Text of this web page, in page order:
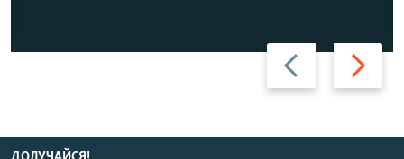
Назад Вперед